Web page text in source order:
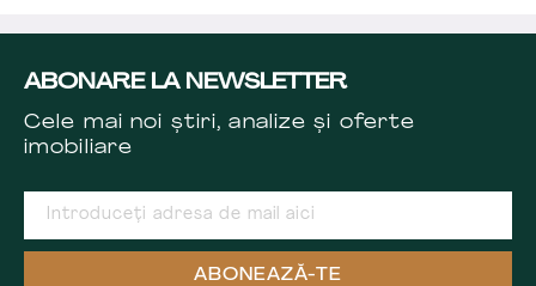
ABONARE LA NEWSLETTER
Cele mai noi știri, analize și oferte
imobiliare
ABONEAZĂ-TE